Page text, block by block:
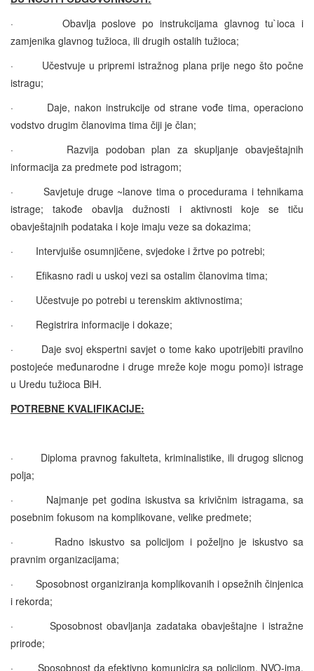
·
Obavlja poslove po instrukcijama glavnog tu`ioca i
zamjenika glavnog tužioca, ili drugih ostalih tužioca;
·
Učestvuje u pripremi istražnog plana prije nego što počne
istragu;
·
Daje, nakon instrukcije od strane vođe tima, operaciono
vodstvo drugim članovima tima čiji je član;
·
Razvija podoban plan za skupljanje obavještajnih
informacija za predmete pod istragom;
·
Savjetuje druge ~lanove tima o procedurama i tehnikama
istrage; takođe obavlja dužnosti i aktivnosti koje se tiču
obavještajnih podataka i koje imaju veze sa dokazima;
·
Intervjuiše osumnjičene, svjedoke i žrtve po potrebi;
·
Efikasno radi u uskoj vezi sa ostalim članovima tima;
·
Učestvuje po potrebi u terenskim aktivnostima;
·
Registrira informacije i dokaze;
·
Daje svoj ekspertni savjet o tome kako upotrijebiti pravilno
postojeće međunarodne i druge mreže koje mogu pomo}i istrage
u Uredu tužioca BiH.
POTREBNE KVALIFIKACIJE:
·
Diploma pravnog fakulteta, kriminalistike, ili drugog slicnog
polja;
·
Najmanje pet godina iskustva sa krivičnim istragama, sa
posebnim fokusom na komplikovane, velike predmete;
·
Radno iskustvo sa policijom i poželjno je iskustvo sa
pravnim organizacijama;
·
Sposobnost organiziranja komplikovanih i opsežnih činjenica
i rekorda;
·
Sposobnost obavljanja zadataka obavještajne i istražne
prirode;
·
Sposobnost da efektivno komunicira sa policijom, NVO-ima,